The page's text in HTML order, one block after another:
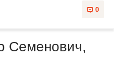
0
Семенович,